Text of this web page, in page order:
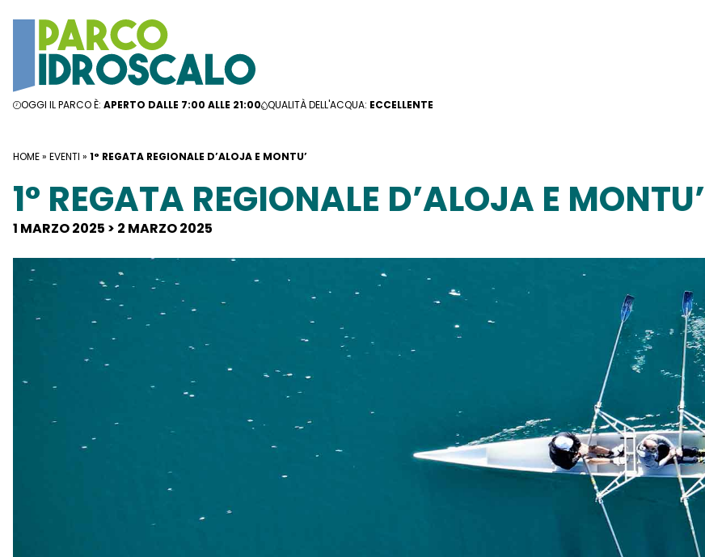
OGGI IL PARCO È: APERTO DALLE 7:00 ALLE 21:00 QUALITÀ DELL'ACQUA: ECCELLENTE
HOME» EVENTI » 1° REGATA REGIONALE D’ALOJA E MONTU’
1° REGATA REGIONALE D’ALOJA E MONTU’
1 MARZO 2025 > 2 MARZO 2025